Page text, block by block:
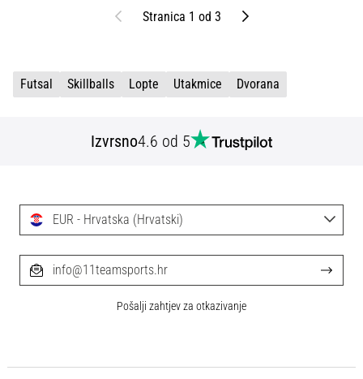
PrethodniStranica 1 od 3 Sljedeći
Futsal Skillballs Lopte Utakmice Dvorana
Izvrsno4.6 od 5
EUR - Hrvatska (Hrvatski)
info@11teamsports.hr
Pošalji zahtjev za otkazivanje